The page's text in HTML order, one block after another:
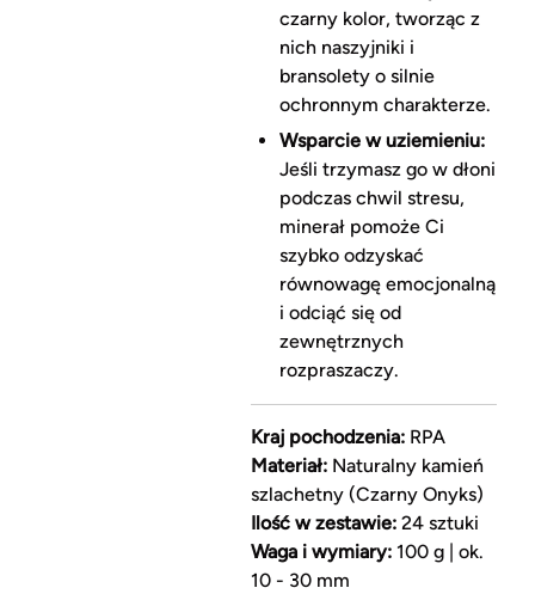
czarny kolor, tworząc z
nich naszyjniki i
bransolety o silnie
ochronnym charakterze.
Wsparcie w uziemieniu:
Jeśli trzymasz go w dłoni
podczas chwil stresu,
minerał pomoże Ci
szybko odzyskać
równowagę emocjonalną
i odciąć się od
zewnętrznych
rozpraszaczy.
Kraj pochodzenia:RPA
Materiał:Naturalny kamień
szlachetny (Czarny Onyks)
Ilość w zestawie:24 sztuki
Waga i wymiary:100 g | ok.
10 - 30 mm